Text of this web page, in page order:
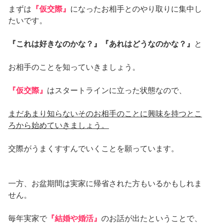
まずは 『仮交際』 になったお相手とのやり取りに集中し
たいです。
『これは好きなのかな？』『あれはどうなのかな？』 と
お相手のことを知っていきましょう。
『仮交際』 はスタートラインに立った状態なので、
まだあまり知らないそのお相手のことに興味を持つとこ
ろから始めていきましょう。
交際がうまくすすんでいくことを願っています。
一方、お盆期間は実家に帰省された方もいるかもしれま
せん。
毎年実家で『結婚や婚活』 のお話が出たということで、